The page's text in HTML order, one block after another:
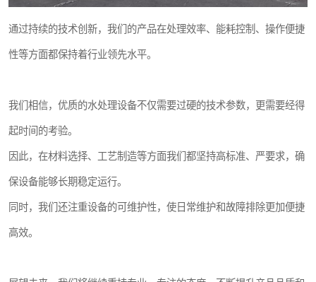
通过持续的技术创新，我们的产品在处理效率、能耗控制、操作便捷
性等方面都保持着行业领先水平。
我们相信，优质的水处理设备不仅需要过硬的技术参数，更需要经得
起时间的考验。
因此，在材料选择、工艺制造等方面我们都坚持高标准、严要求，确
保设备能够长期稳定运行。
同时，我们还注重设备的可维护性，使日常维护和故障排除更加便捷
高效。